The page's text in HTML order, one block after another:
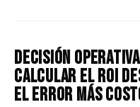
Decisión
Calcular El ROI
El Error Más